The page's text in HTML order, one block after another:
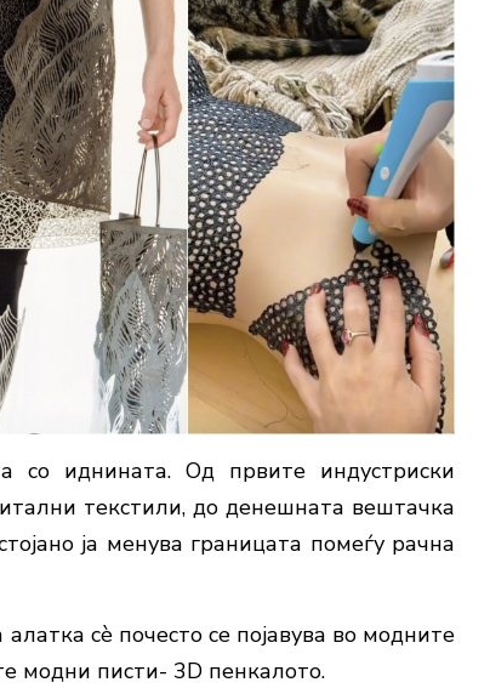
со иднината. Од првите индустриски
текстили, до денешната вештачка
ја менува границата помеѓу рачна
сè почесто се појавува во модните
модни писти- 3D пенкалото.